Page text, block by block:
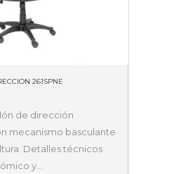
261SPNE
de dirección
mecanismo basculante
Detalles técnicos
y…